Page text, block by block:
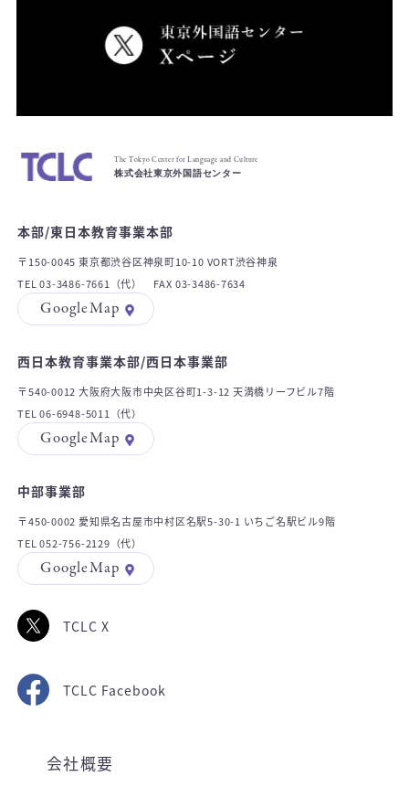
The Tokyo Center for Language and Culture
株式会社東京外国語センター
本部/東日本教育事業本部
〒150-0045 東京都渋谷区神泉町10-10 VORT渋谷神泉
TEL 03-3486-7661（代） FAX 03-3486-7634
GoogleMap
西日本教育事業本部/西日本事業部
〒540-0012 大阪府大阪市中央区谷町1-3-12 天満橋リーフビル7階
TEL 06-6948-5011（代）
GoogleMap
中部事業部
〒450-0002 愛知県名古屋市中村区名駅5-30-1 いちご名駅ビル9階
TEL 052-756-2129（代）
GoogleMap
TCLC X
TCLC Facebook
会社概要